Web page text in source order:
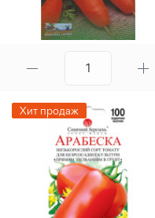
Хит продаж